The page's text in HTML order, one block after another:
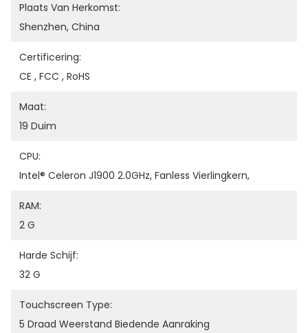
Plaats Van Herkomst:
Shenzhen, China
Certificering:
CE , FCC , RoHS
Maat:
19 Duim
CPU:
Intel® Celeron J1900 2.0GHz, Fanless Vierlingkern,
RAM:
2 G
Harde Schijf:
32 G
Touchscreen Type:
5 Draad Weerstand Biedende Aanraking